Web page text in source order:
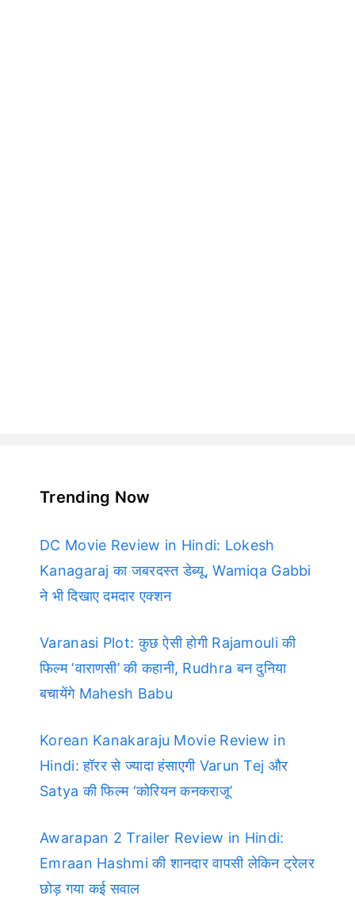
Trending Now
DC Movie Review in Hindi: Lokesh
Kanagaraj का जबरदस्त डेब्यू, Wamiqa Gabbi
ने भी दिखाए दमदार एक्शन
Varanasi Plot: कुछ ऐसी होगी Rajamouli की
फिल्म ‘वाराणसी’ की कहानी, Rudhra बन दुनिया
बचायेंगे Mahesh Babu
Korean Kanakaraju Movie Review in
Hindi: हॉरर से ज्यादा हंसाएगी Varun Tej और
Satya की फिल्म ‘कोरियन कनकराजू’
Awarapan 2 Trailer Review in Hindi:
Emraan Hashmi की शानदार वापसी लेकिन ट्रेलर
छोड़ गया कई सवाल